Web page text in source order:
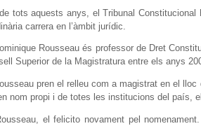
tots aquests anys, el Tribunal
carrera en l’àmbit jurídic.
Rousseau és professor de Dret
Superior de la Magistratura entre els anys
pren el relleu com a magistrat en el
nom propi i de totes les institucions del país,
el felicito novament pel